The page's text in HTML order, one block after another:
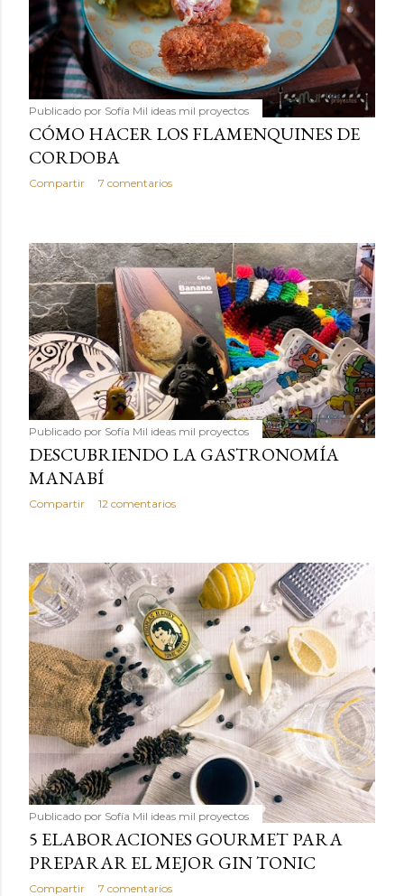
Publicado por Sofía Mil ideas mil proyectos
CÓMO HACER LOS FLAMENQUINES DE
CORDOBA
Compartir 7 comentarios
Publicado por Sofía Mil ideas mil proyectos
DESCUBRIENDO LA GASTRONOMÍA
MANABÍ
Compartir 12 comentarios
Publicado por Sofía Mil ideas mil proyectos
5 ELABORACIONES GOURMET PARA
PREPARAR EL MEJOR GIN TONIC
Compartir 7 comentarios